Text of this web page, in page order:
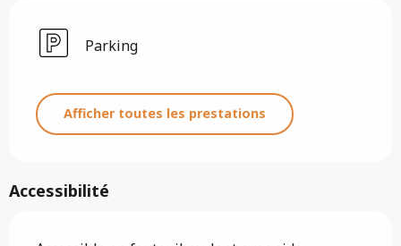
Parking
Afficher toutes les prestations
Accessibilité